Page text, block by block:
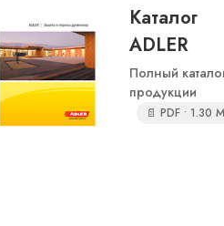
Каталог
ADLER
Полный
продукции
📄 PDF • 1.30